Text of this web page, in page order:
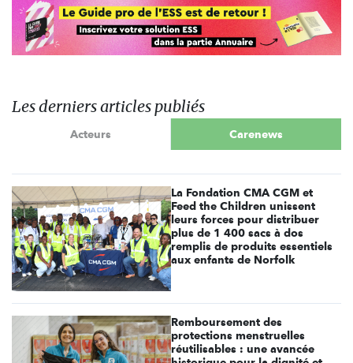
Les derniers articles publiés
Acteurs Carenews
La Fondation CMA CGM et
Feed the Children unissent
leurs forces pour distribuer
plus de 1 400 sacs à dos
remplis de produits essentiels
aux enfants de Norfolk
Remboursement des
protections menstruelles
réutilisables : une avancée